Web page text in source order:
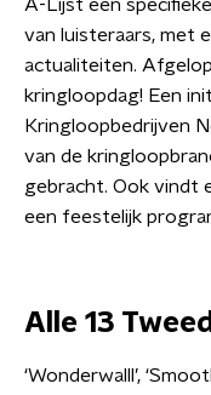
A-Lijst een
van luisteraars, met
actualiteiten.
kringloopdag! Een
Kringloopbedrijven
van de
gebracht. Ook vindt
een feestelijk
Alle 13
‘Wonderwalll’,